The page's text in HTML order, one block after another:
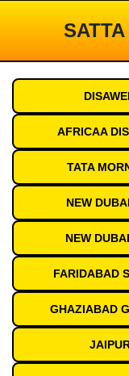
AFRICAA
TATA
NEW
NEW
FARIDABAD
GHAZIABAD